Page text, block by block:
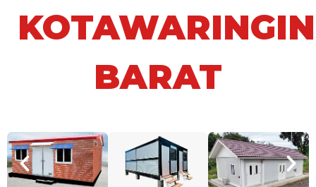
KOTAWARINGIN
BARAT